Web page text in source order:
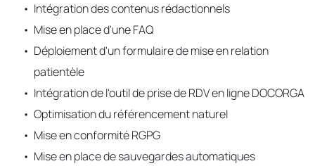
Intégration des contenus rédactionnels
Mise en place d'une FAQ
Déploiement d'un formulaire de mise en relation
patientèle
Intégration de l'outil de prise de RDV en ligne DOCORGA
Optimisation du référencement naturel
Mise en conformité RGPG
Mise en place de sauvegardes automatiques